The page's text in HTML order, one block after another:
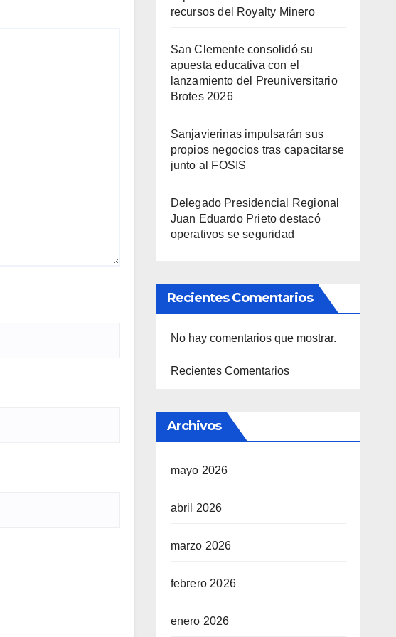
recursos del Royalty Minero
San Clemente consolidó su
apuesta educativa con el
lanzamiento del Preuniversitario
Brotes 2026
Sanjavierinas impulsarán sus
propios negocios tras capacitarse
junto al FOSIS
Delegado Presidencial Regional
Juan Eduardo Prieto destacó
operativos se seguridad
Recientes Comentarios
No hay comentarios que mostrar.
Recientes Comentarios
Archivos
mayo 2026
abril 2026
marzo 2026
febrero 2026
enero 2026